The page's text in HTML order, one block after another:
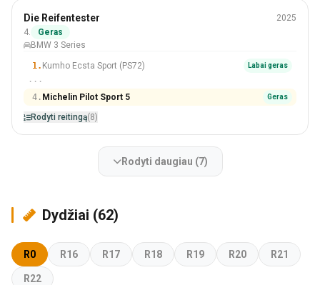
Vasara
225/40 R18
#4 Iš 8 Padangos
Die Reifentester
2025
4.
Geras
BMW 3 Series
1. Kumho Ecsta Sport (PS72) Labai geras
···
4. Michelin Pilot Sport 5 Geras
Rodyti reitingą(8)
Rodyti daugiau (7)
Dydžiai (62)
R0 R16 R17 R18 R19 R20 R21
R22